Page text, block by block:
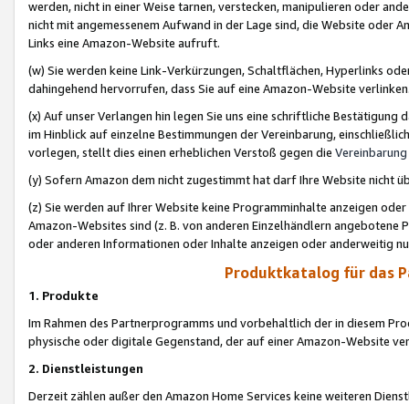
werden, nicht in einer Weise tarnen, verstecken, manipulieren oder
nicht mit angemessenem Aufwand in der Lage sind, die Website oder
Links eine Amazon-Website aufruft.
(w) Sie werden keine Link-Verkürzungen, Schaltflächen, Hyperlinks
dahingehend hervorrufen, dass Sie auf eine Amazon-Website
(x) Auf unser Verlangen hin legen Sie uns eine schriftliche
im Hinblick auf einzelne Bestimmungen der Vereinbarung,
vorlegen, stellt dies einen erheblichen Verstoß gegen die Vereinbarung
(y) Sofern Amazon dem nicht zugestimmt hat darf Ihre Website nicht
(z) Sie werden auf Ihrer Website keine Programminhalte anzeigen
Amazon-Websites sind (z. B. von anderen Einzelhändlern
oder anderen Informationen oder Inhalte anzeigen oder anderweitig
Produktkatalog für das
1. Produkte
Im Rahmen des Partnerprogramms und vorbehaltlich der in diesem
physische oder digitale Gegenstand, der auf einer Amazon-Website
2. Dienstleistungen
Derzeit zählen außer den Amazon Home Services keine weiteren